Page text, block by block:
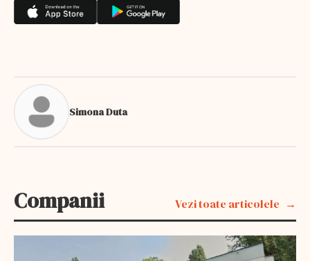
Simona Duta
Companii Vezi toate articolele